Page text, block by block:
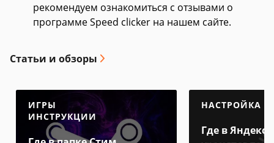
рекомендуем ознакомиться с отзывами о
программе Speed clicker на нашем сайте.
Статьи и обзоры
ИГРЫ
ИНСТРУКЦИИ
НАСТРОЙКА
Где в Яндекс